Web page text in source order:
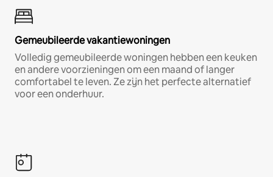
Gemeubileerde vakantiewoningen
Volledig gemeubileerde woningen hebben een keuken
en andere voorzieningen om een maand of langer
comfortabel te leven. Ze zijn het perfecte alternatief
voor een onderhuur.